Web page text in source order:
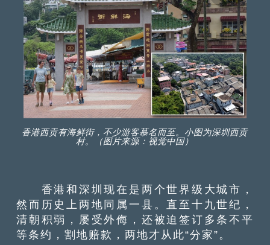
香港西贡有海鲜街，不少游客慕名而至。小图为深圳西贡
村。（图片来源：视觉中国）
香港和深圳现在是两个世界级大城市，
然而历史上两地同属一县。直至十九世纪，
清朝积弱，屡受外侮，还被迫签订多条不平
等条约，割地赔款，两地才从此“分家”。